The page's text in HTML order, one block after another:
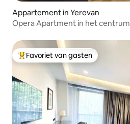
Appartement in Yerevan
Opera Apartment in het centrum
Topfavoriet van gasten
Favoriet van gasten